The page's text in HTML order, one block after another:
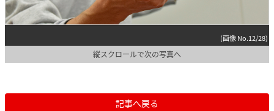
(画像 No.12/28)
縦スクロールで次の写真へ
記事へ戻る